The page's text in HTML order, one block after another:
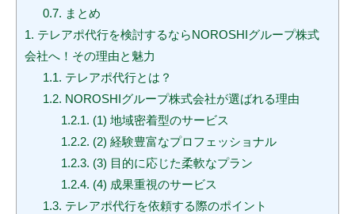
0.7. まとめ
1. テレアポ代行を検討するならNOROSHIグループ株式
会社へ！その理由と魅力
1.1. テレアポ代行とは？
1.2. NOROSHIグループ株式会社が選ばれる理由
1.2.1. (1) 地域密着型のサービス
1.2.2. (2) 経験豊富なプロフェッショナル
1.2.3. (3) 目的に応じた柔軟なプラン
1.2.4. (4) 成果重視のサービス
1.3. テレアポ代行を依頼する際のポイント